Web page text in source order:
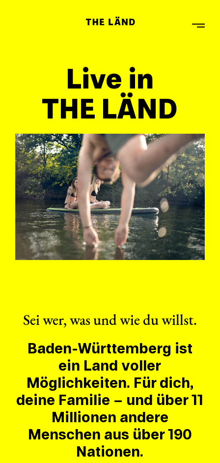
Live in
THE LÄND
Sei wer, was und wie du willst.
Baden-Württemberg ist
ein Land voller
Möglichkeiten. Für dich,
deine Familie – und über 11
Millionen andere
Menschen aus über 190
Nationen.